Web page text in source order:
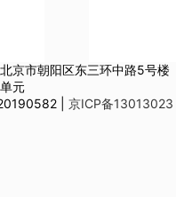
京市朝阳区东三环中路5号楼
元
| 京ICP备13013023